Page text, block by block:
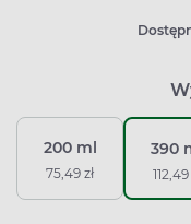
200 ml
75,49 zł
390
112,49